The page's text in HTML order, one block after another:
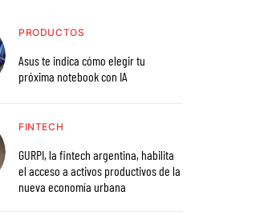
PRODUCTOS
Asus te indica cómo elegir tu
próxima notebook con IA
FINTECH
GURPI, la fintech argentina, habilita
el acceso a activos productivos de la
nueva economía urbana